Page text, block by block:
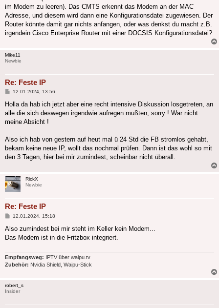
im Modem zu leeren). Das CMTS erkennt das Modem an der MAC
Adresse, und diesem wird dann eine Konfigurationsdatei zugewiesen. Der
Router könnte damit gar nichts anfangen, oder was denkst du macht z.B.
irgendein Cisco Enterprise Router mit einer DOCSIS Konfigurationsdatei?
Mike11
Newbie
Re: Feste IP
Beitrag
12.01.2024, 13:56
Holla da hab ich jetzt aber eine recht intensive Diskussion losgetreten, an
alle die sich deswegen irgendwie aufregen mußten, sorry ! War nicht
meine Absicht !
Also ich hab von gestern auf heut mal ü 24 Std die FB stromlos gehabt,
bekam keine neue IP, wollt das nochmal prüfen. Dann ist das wohl so mit
den 3 Tagen, hier bei mir zumindest, scheinbar nicht überall.
RickX
Newbie
Re: Feste IP
Beitrag
12.01.2024, 15:18
Also zumindest bei mir steht im Keller kein Modem...
Das Modem ist in die Fritzbox integriert.
Empfangsweg: IPTV über waipu.tv
Zubehör: Nvidia Shield, Waipu-Stick
robert_s
Insider